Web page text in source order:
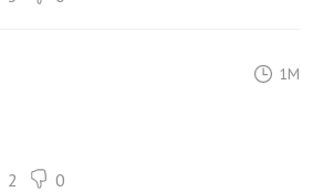
1M
2 0